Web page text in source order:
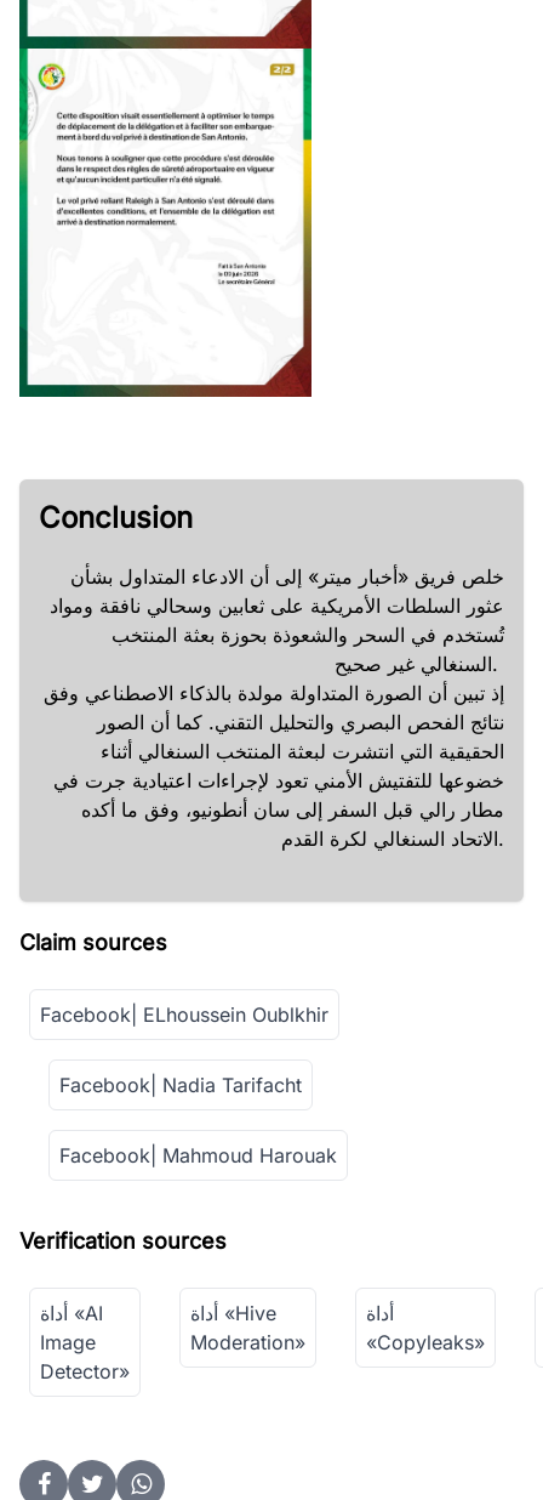
Conclusion
خلص فريق «أخبار ميتر» إلى أن الادعاء المتداول بشأن
عثور السلطات الأمريكية على ثعابين وسحالي نافقة ومواد
تُستخدم في السحر والشعوذة بحوزة بعثة المنتخب
السنغالي غير صحيح.
إذ تبين أن الصورة المتداولة مولدة بالذكاء الاصطناعي وفق
نتائج الفحص البصري والتحليل التقني. كما أن الصور
الحقيقية التي انتشرت لبعثة المنتخب السنغالي أثناء
خضوعها للتفتيش الأمني تعود لإجراءات اعتيادية جرت في
مطار رالي قبل السفر إلى سان أنطونيو، وفق ما أكده
الاتحاد السنغالي لكرة القدم.
Claim sources
Facebook| ELhoussein Oublkhir
Facebook| Nadia Tarifacht
Facebook| Mahmoud Harouak
Verification sources
أداة «AI
Image
Detector»
أداة «Hive
Moderation»
أداة
«Copyleaks»